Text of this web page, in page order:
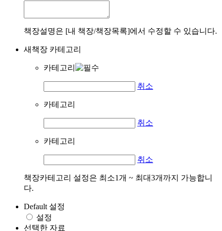
책장설명은 [내 책장/책장목록]에서 수정할 수 있습니다.
새책장 카테고리
카테고리
취소
카테고리
취소
카테고리
취소
책장카테고리 설정은 최소1개 ~ 최대3개까지 가능합니
다.
Default 설정
설정
선택한 자료